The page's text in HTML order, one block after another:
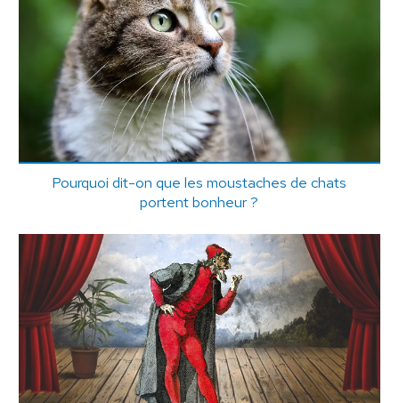
Pourquoi dit-on que les moustaches de chats
portent bonheur ?